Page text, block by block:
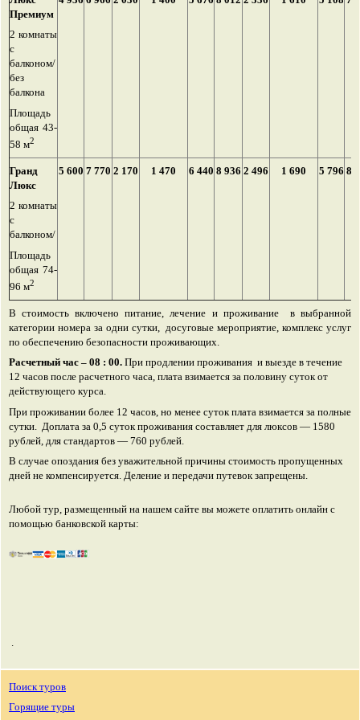
Премиум
2 комнаты
с
балконом/
без
балкона
Площадь
общая 43-
58 м2
Гранд
Люкс
2 комнаты
с
балконом/
Площадь
общая 74-
96 м2
5 600 7 770 2 170 1 470 6 440 8 936 2 496 1 690 5 796 8
В стоимость включено питание, лечение и проживание в выбранной
категории номера за одни сутки, досуговые мероприятие, комплекс услуг
по обеспечению безопасности проживающих.
Расчетный час – 08 : 00. При продлении проживания и выезде в течение
12 часов после расчетного часа, плата взимается за половину суток от
действующего курса.
При проживании более 12 часов, но менее суток плата взимается за полные
сутки. Доплата за 0,5 суток проживания составляет для люксов — 1580
рублей, для стандартов — 760 рублей.
В случае опоздания без уважительной причины стоимость пропущенных
дней не компенсируется. Деление и передачи путевок запрещены.
Любой тур, размещенный на нашем сайте вы можете оплатить онлайн с
помощью банковской карты:
Поиск туров
Горящие туры